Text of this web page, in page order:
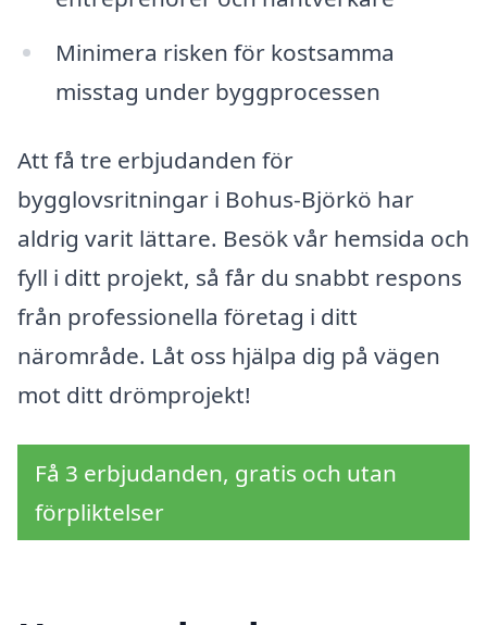
Minimera risken för kostsamma
misstag under byggprocessen
Att få tre erbjudanden för
bygglovsritningar i Bohus-Björkö har
aldrig varit lättare. Besök vår hemsida och
fyll i ditt projekt, så får du snabbt respons
från professionella företag i ditt
närområde. Låt oss hjälpa dig på vägen
mot ditt drömprojekt!
Få 3 erbjudanden, gratis och utan
förpliktelser